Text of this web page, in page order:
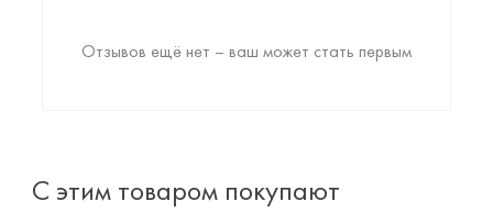
Отзывов ещё нет – ваш может стать первым
С этим товаром покупают